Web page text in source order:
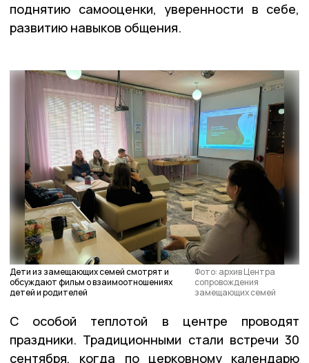
поднятию самооценки, уверенности в себе,
развитию навыков общения.
Дети из замещающих семей смотрят и
обсуждают фильм о взаимоотношениях
детей и родителей
Фото: архив Центра
сопровождения
замещающих семей
С особой теплотой в центре проводят
праздники. Традиционными стали встречи 30
сентября, когда по церковному календарю